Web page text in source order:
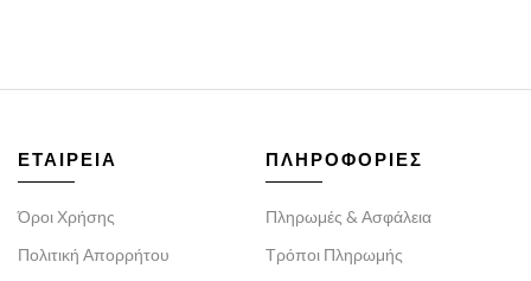
ΕΤΑΙΡΕΙΑ
Όροι Χρήσης
Πολιτική Απορρήτου
ΠΛΗΡΟΦΟΡΙΕΣ
Πληρωμές & Ασφάλεια
Τρόποι Πληρωμής